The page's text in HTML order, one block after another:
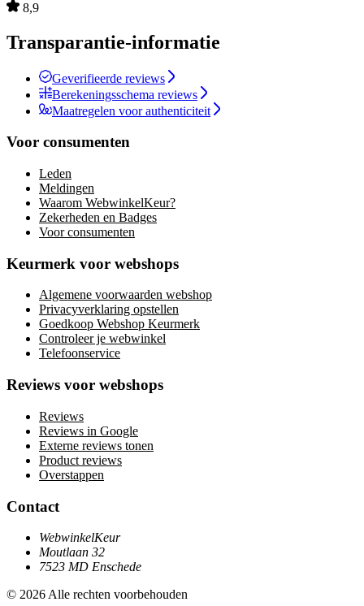
8,9
Transparantie-informatie
Geverifieerde reviews
Berekeningsschema reviews
Maatregelen voor authenticiteit
Voor consumenten
Leden
Meldingen
Waarom WebwinkelKeur?
Zekerheden en Badges
Voor consumenten
Keurmerk voor webshops
Algemene voorwaarden webshop
Privacyverklaring opstellen
Goedkoop Webshop Keurmerk
Controleer je webwinkel
Telefoonservice
Reviews voor webshops
Reviews
Reviews in Google
Externe reviews tonen
Product reviews
Overstappen
Contact
WebwinkelKeur
Moutlaan 32
7523 MD Enschede
© 2026 Alle rechten voorbehouden